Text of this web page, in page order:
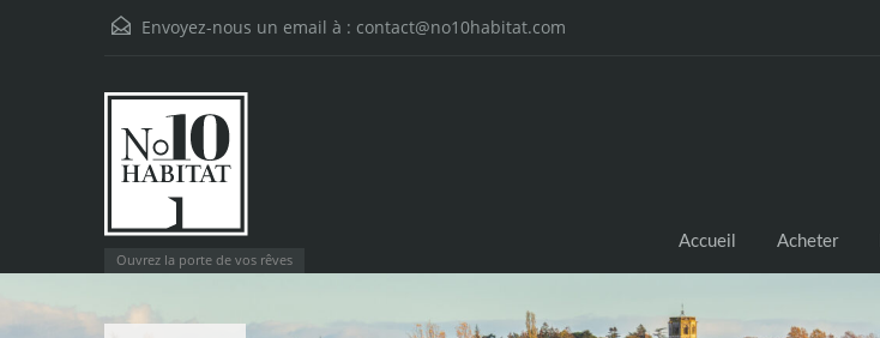
Envoyez-nous un email à : contact@no10habitat.com
Ouvrez la porte de vos rêves
Accueil Acheter